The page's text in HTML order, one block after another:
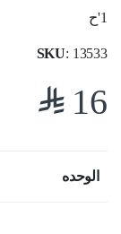
1'ح
SKU: 13533
16
$
الوحده